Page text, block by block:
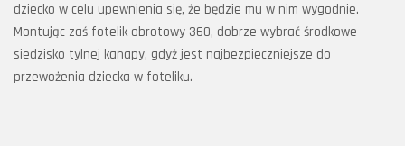
dziecko w celu upewnienia się, że będzie mu w nim wygodnie.
Montując zaś fotelik obrotowy 360, dobrze wybrać środkowe
siedzisko tylnej kanapy, gdyż jest najbezpieczniejsze do
przewożenia dziecka w foteliku.